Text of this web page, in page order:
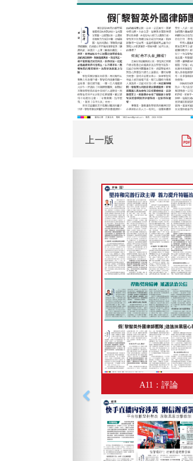
上一版
A11：評論